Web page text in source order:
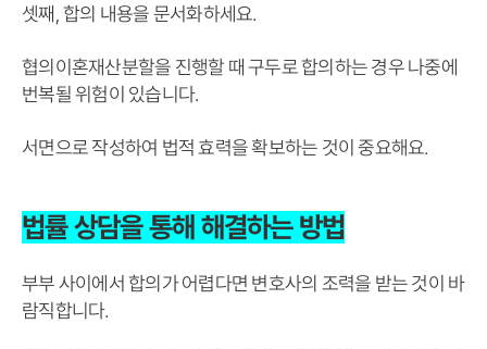
셋째, 합의 내용을 문서화하세요.
협의이혼재산분할을 진행할 때 구두로 합의하는 경우 나중에
번복될 위험이 있습니다.
서면으로 작성하여 법적 효력을 확보하는 것이 중요해요.
법률 상담을 통해 해결하는 방법
부부 사이에서 합의가 어렵다면 변호사의 조력을 받는 것이 바
람직합니다.